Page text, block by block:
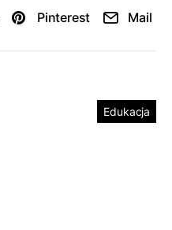
Pinterest Mail
Edukacja